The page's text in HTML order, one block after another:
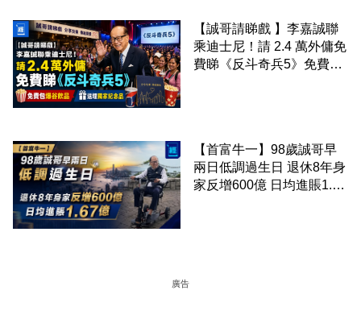
【誠哥請睇戲 】李嘉誠聯
乘迪士尼！請 2.4 萬外傭免
費睇《反斗奇兵5》免費包
【首富牛一】98歲誠哥早
兩日低調過生日 退休8年身
家反增600億 日均進賬1.67
廣告